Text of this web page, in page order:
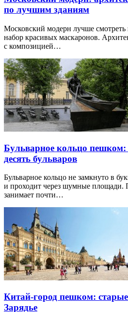
по лучшим зданиям
Московский модерн лучше смотреть
набор красивых маскаронов.
с композицией…
Бульварное кольцо
десять бульваров
Бульварное кольцо не замкнуто в
и проходит через шумные
занимает почти…
Китай-город пешком:
Зарядье